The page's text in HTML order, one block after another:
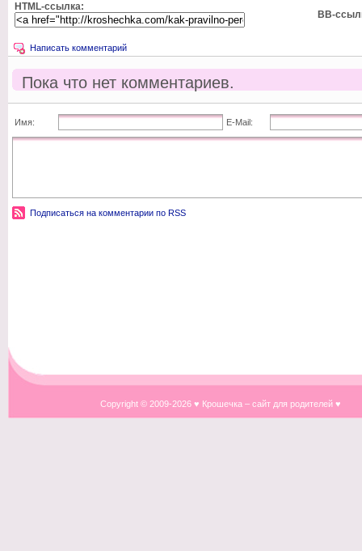
HTML-ссылка:
BB-
Написать комментарий
Пока что нет комментариев.
Имя: E-Mail:
Подписаться на комментарии по RSS
Copyright © 2009-2026 ♥ Крошечка – сайт для родителей ♥